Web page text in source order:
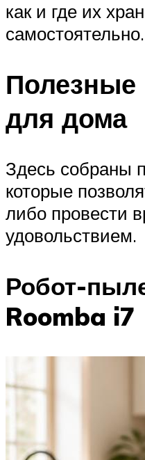
как и где их
самостоятельно.
Полезные
для дома
Здесь собраны
которые
либо провести
удовольствием.
Робот-
Roomba i7